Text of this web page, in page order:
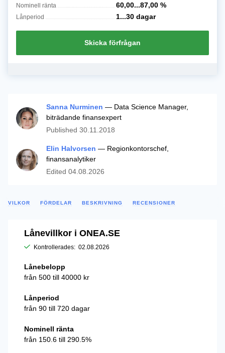
Nominell ränta 60,00...87,00 %
Lånperiod 1...30 dagar
Skicka förfrågan
Sanna Nurminen — Data Science Manager,
biträdande finansexpert
Published 30.11.2018
Elin Halvorsen — Regionkontorschef,
finansanalytiker
Edited 04.08.2026
VILKOR FÖRDELAR BESKRIVNING RECENSIONER
Lånevillkor i ONEA.SE
Kontrollerades: 02.08.2026
Lånebelopp
från 500 till 40000 kr
Lånperiod
från 90 till 720 dagar
Nominell ränta
från 150.6 till 290.5%